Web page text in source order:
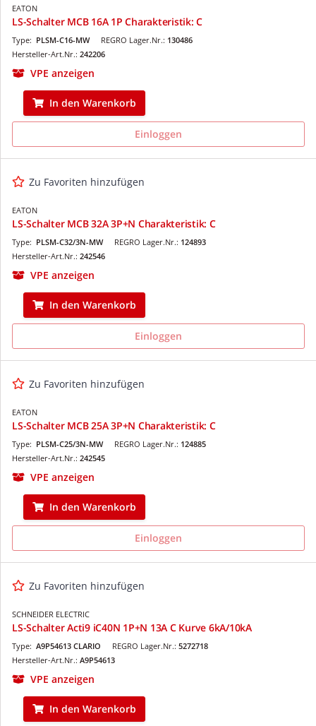
EATON
LS-Schalter MCB 16A 1P Charakteristik: C
REGRO Lager.Nr.: 130486
Type: PLSM-C16-MW
Hersteller-Art.Nr.: 242206
VPE anzeigen
In den Warenkorb
Einloggen
Zu Favoriten hinzufügen
EATON
LS-Schalter MCB 32A 3P+N Charakteristik: C
REGRO Lager.Nr.: 124893
Type: PLSM-C32/3N-MW
Hersteller-Art.Nr.: 242546
VPE anzeigen
In den Warenkorb
Einloggen
Zu Favoriten hinzufügen
EATON
LS-Schalter MCB 25A 3P+N Charakteristik: C
REGRO Lager.Nr.: 124885
Type: PLSM-C25/3N-MW
Hersteller-Art.Nr.: 242545
VPE anzeigen
In den Warenkorb
Einloggen
Zu Favoriten hinzufügen
SCHNEIDER ELECTRIC
LS-Schalter Acti9 iC40N 1P+N 13A C Kurve 6kA/10kA
REGRO Lager.Nr.: 5272718
Type: A9P54613 CLARIO
Hersteller-Art.Nr.: A9P54613
VPE anzeigen
In den Warenkorb